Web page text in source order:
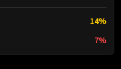
14%
7%